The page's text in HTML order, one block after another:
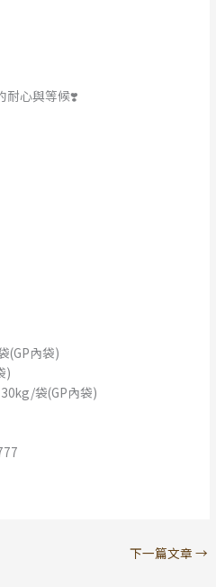
耐心與等候❣️
(GP內袋)
)
袋(GP內袋)
下一篇文章 →